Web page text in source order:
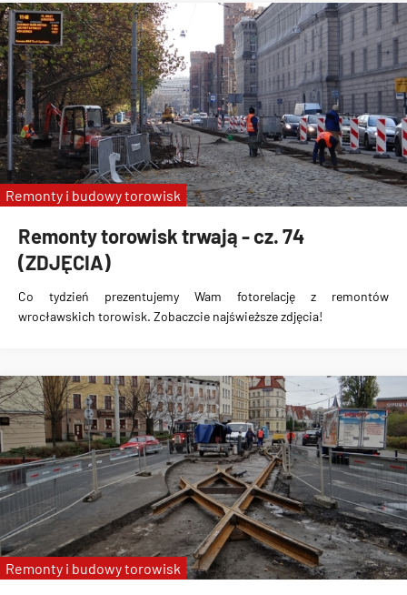
Remonty torowisk trwają - cz. 74
(ZDJĘCIA)
Co tydzień prezentujemy Wam fotorelację z remontów
wrocławskich torowisk. Zobaczcie najświeższe zdjęcia!
Remonty i budowy torowisk
Remonty i budowy torowisk